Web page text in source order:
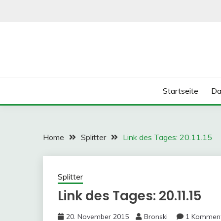
Startseite
Home Splitter Link des Tages: 20.11.15
Splitter
Link des Tages: 20.11.15
20. November 2015 Bronski 1